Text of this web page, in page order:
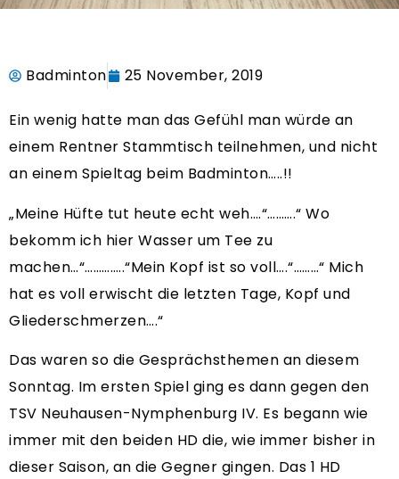
Badminton 25 November, 2019
Ein wenig hatte man das Gefühl man würde an
einem Rentner Stammtisch teilnehmen, und nicht
an einem Spieltag beim Badminton…..!!
„Meine Hüfte tut heute echt weh….“……….“ Wo
bekomm ich hier Wasser um Tee zu
machen…“…………..“Mein Kopf ist so voll….“………“ Mich
hat es voll erwischt die letzten Tage, Kopf und
Gliederschmerzen….“
Das waren so die Gesprächsthemen an diesem
Sonntag. Im ersten Spiel ging es dann gegen den
TSV Neuhausen-Nymphenburg IV. Es begann wie
immer mit den beiden HD die, wie immer bisher in
dieser Saison, an die Gegner gingen. Das 1 HD